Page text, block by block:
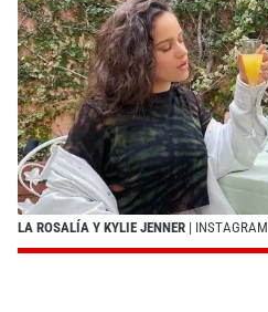
LA ROSALÍA Y KYLIE JENNER | INSTAGRAM